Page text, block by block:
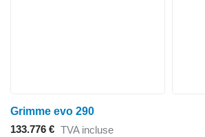
Grimme evo 290
133.776 € TVA incluse